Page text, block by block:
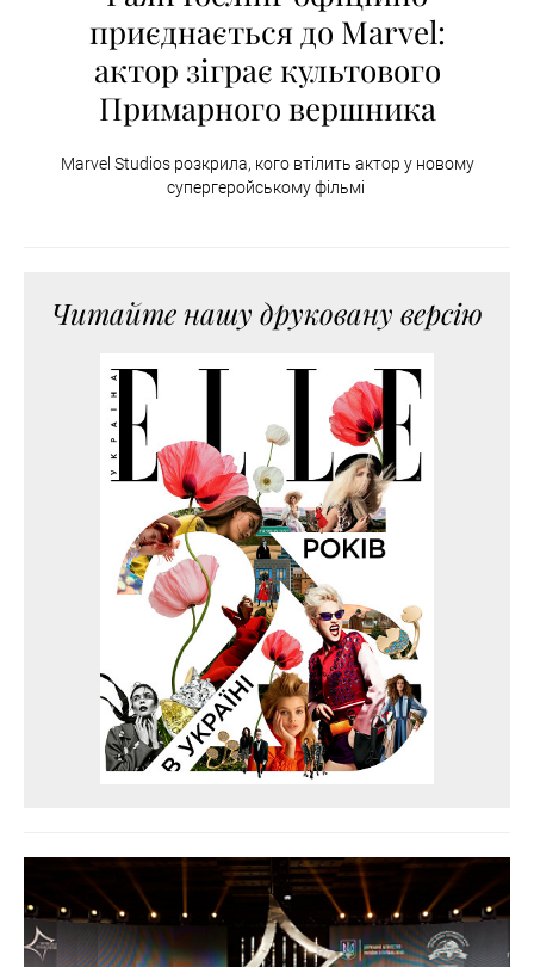
приєднається до Marvel:
актор зіграє культового
Примарного вершника
Marvel Studios розкрила, кого втілить актор у новому
супергеройському фільмі
Читайте нашу друковану версію